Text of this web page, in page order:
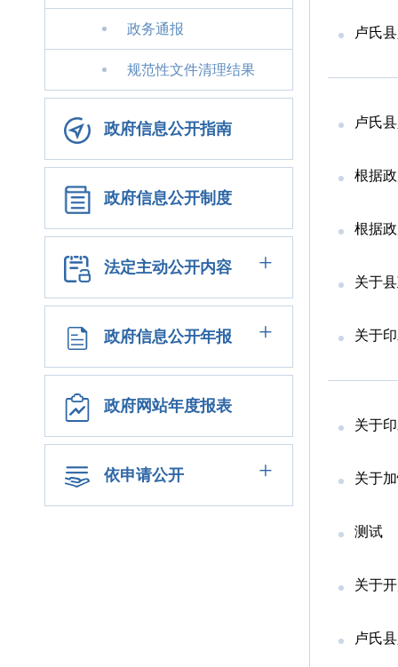
政务通报
规范性文件清理结果
政府信息公开指南
政府信息公开制度
法定主动公开内容 +
政府信息公开年报 +
政府网站年度报表
依申请公开 +
卢氏
卢氏
根据
根据
关于
关于
关于
关于
测试
关于
卢氏